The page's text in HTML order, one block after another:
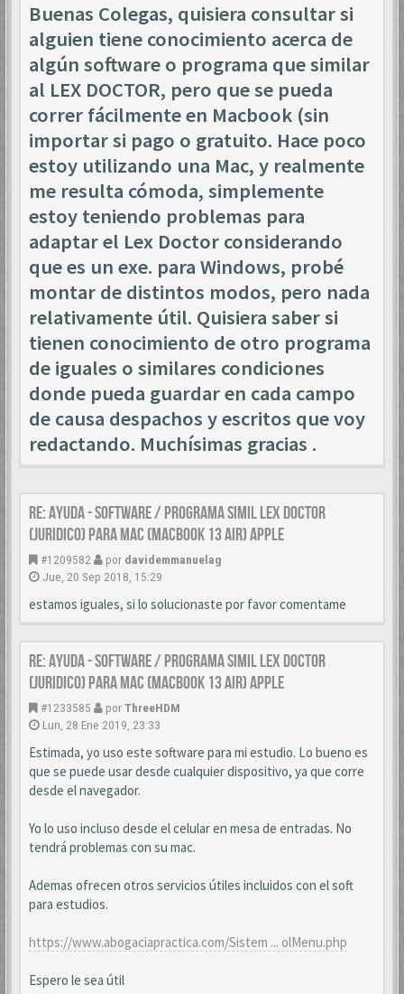
Buenas Colegas, quisiera consultar si
alguien tiene conocimiento acerca de
algún software o programa que similar
al LEX DOCTOR, pero que se pueda
correr fácilmente en Macbook (sin
importar si pago o gratuito. Hace poco
estoy utilizando una Mac, y realmente
me resulta cómoda, simplemente
estoy teniendo problemas para
adaptar el Lex Doctor considerando
que es un exe. para Windows, probé
montar de distintos modos, pero nada
relativamente útil. Quisiera saber si
tienen conocimiento de otro programa
de iguales o similares condiciones
donde pueda guardar en cada campo
de causa despachos y escritos que voy
redactando. Muchísimas gracias .
Re: AYUDA - SOFTWARE / PROGRAMA SIMIL LEX DOCTOR
(JURIDICO) PARA MAC (MACBOOK 13 AIR) APPLE
#1209582 por davidemmanuelag
Jue, 20 Sep 2018, 15:29
estamos iguales, si lo solucionaste por favor comentame
Re: AYUDA - SOFTWARE / PROGRAMA SIMIL LEX DOCTOR
(JURIDICO) PARA MAC (MACBOOK 13 AIR) APPLE
#1233585 porThreeHDM
Lun, 28 Ene 2019, 23:33
Estimada, yo uso este software para mi estudio. Lo bueno es
que se puede usar desde cualquier dispositivo, ya que corre
desde el navegador.
Yo lo uso incluso desde el celular en mesa de entradas. No
tendrá problemas con su mac.
Ademas ofrecen otros servicios útiles incluidos con el soft
para estudios.
https://www.abogaciapractica.com/Sistem ... olMenu.php
Espero le sea útil